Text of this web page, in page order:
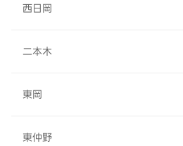
西日岡
二本木
東岡
東仲野